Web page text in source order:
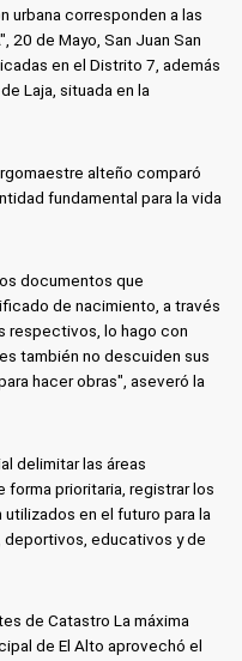
urbana corresponden a las
20 de Mayo, San Juan San
en el Distrito 7, además
Laja, situada en la
alteño comparó
fundamental para la vida
documentos que
de nacimiento, a través
respectivos, lo hago con
también no descuiden sus
hacer obras", aseveró la
delimitar las áreas
forma prioritaria, registrar los
en el futuro para la
educativos y de
de Catastro La máxima
de El Alto aprovechó el